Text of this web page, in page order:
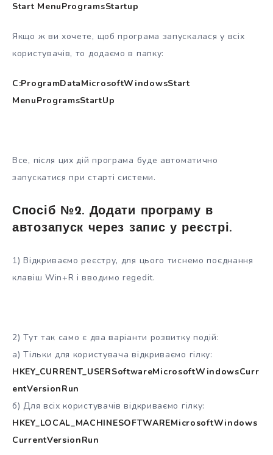
Start MenuProgramsStartup
Якщо ж ви хочете, щоб програма запускалася у всіх
користувачів, то додаємо в папку:
C:ProgramDataMicrosoftWindowsStart
MenuProgramsStartUp
Все, після цих дій програма буде автоматично
запускатися при старті системи.
Спосіб №2. Додати програму в
автозапуск через запис у реєстрі.
1) Відкриваємо реєстру, для цього тиснемо поєднання
клавіш Win+R і вводимо regedit.
2) Тут так само є два варіанти розвитку подій:
а) Тільки для користувача відкриваємо гілку:
HKEY_CURRENT_USERSoftwareMicrosoftWindowsCurr
entVersionRun
б) Для всіх користувачів відкриваємо гілку:
HKEY_LOCAL_MACHINESOFTWAREMicrosoftWindows
CurrentVersionRun